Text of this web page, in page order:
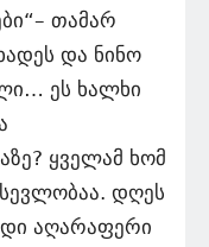
თამარ
და ნინო
ეს ხალხი
ყველამ ხომ
დღეს
აღარაფერი